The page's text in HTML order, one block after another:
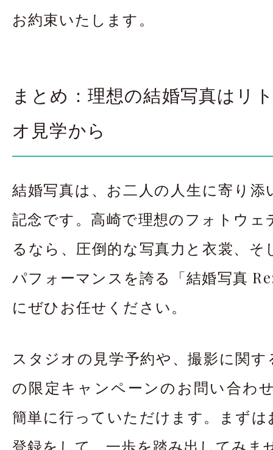
お約束いたします。
まとめ：理想の結婚写真はリ
オ見学から
結婚写真は、お二人の人生に寄り添
記念です。高崎で理想のフォトウェ
るなら、圧倒的な写真力と衣裳、
パフォーマンスを誇る「結婚写真
にぜひお任せください。
スタジオの見学予約や、撮影に関
の限定キャンペーンのお問い合わ
簡単に行っていただけます。まずは
登録をして、一歩を踏み出してみま